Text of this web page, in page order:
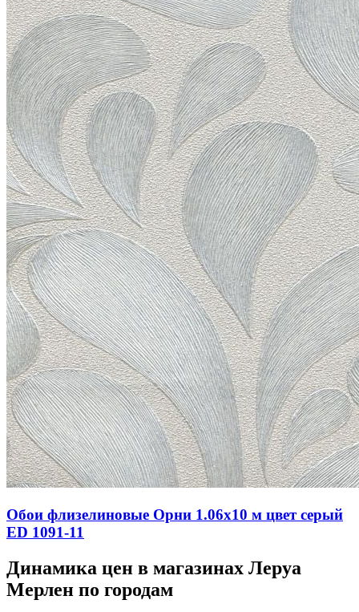
Обои флизелиновые Орни 1.06х10 м цвет серый
ED 1091-11
Динамика цен в магазинах Леруа
Мерлен по городам